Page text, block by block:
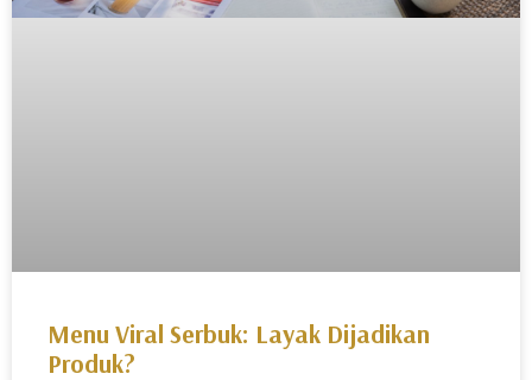
Menu Viral Serbuk: Layak Dijadikan
Produk?